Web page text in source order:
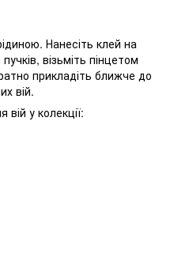
Нанесіть клей на
візьміть пінцетом
прикладіть ближче до
вій.
у колекції: